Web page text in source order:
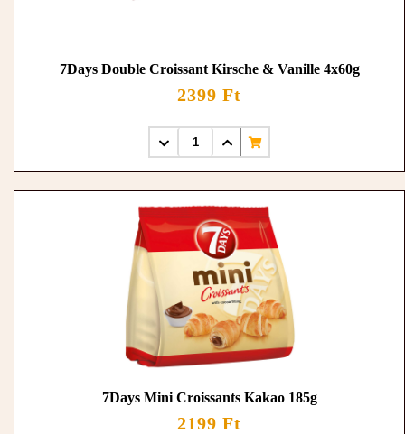
7Days Double Croissant Kirsche & Vanille 4x60g
2399 Ft
7Days Mini Croissants Kakao 185g
2199 Ft